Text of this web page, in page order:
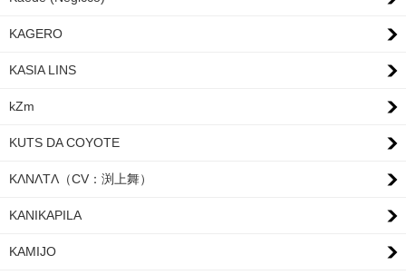
KAGERO
KASIA LINS
kZm
KUTS DA COYOTE
KΛNΛTΛ（CV：渕上舞）
KANIKAPILA
KAMIJO